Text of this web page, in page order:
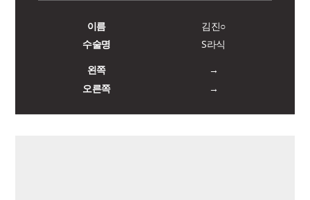
이름
김진○
수술명
S라식
왼쪽
→
오른쪽
→